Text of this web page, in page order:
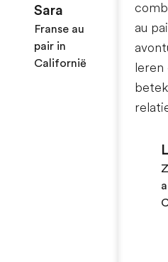
Sara
Franse au
pair in
Californië
au
leren